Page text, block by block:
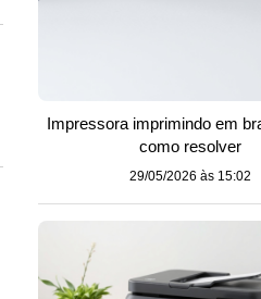
Impressora imprimindo em
como resolver
29/05/2026 às 15:02